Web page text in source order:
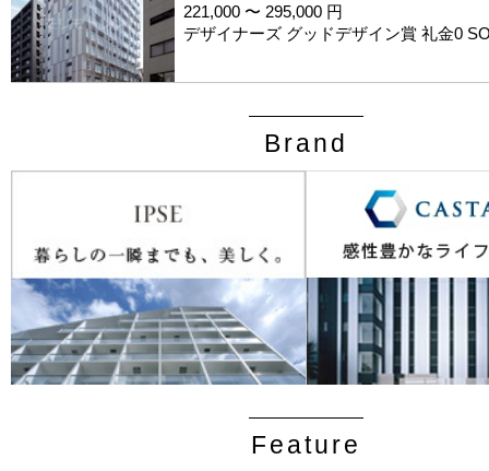
221,000 〜 295,000 円
デザイナーズ グッドデザイン賞 礼金0
Brand
Feature